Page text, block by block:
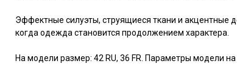
Эффектные силуэты, струящиеся ткани и акцентные
когда одежда становится продолжением характера.
На модели размер: 42 RU, 36 FR. Параметры модели